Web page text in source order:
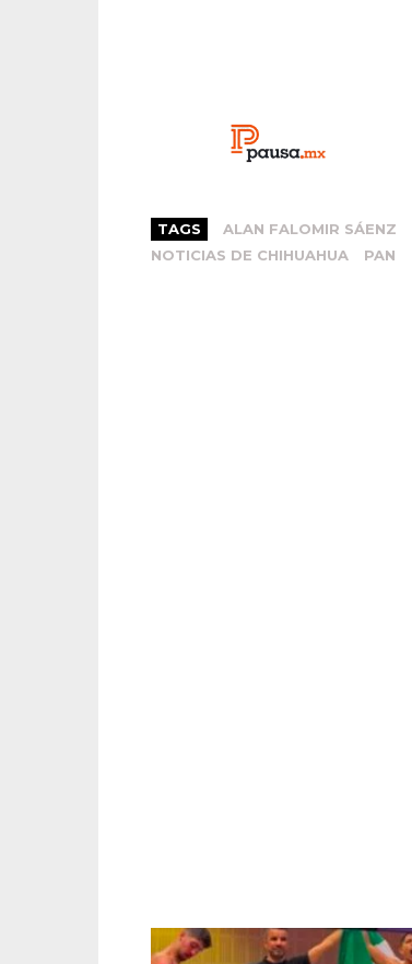
TAGS ALAN FALOMIR SÁENZ
NOTICIAS DE CHIHUAHUA
PAN